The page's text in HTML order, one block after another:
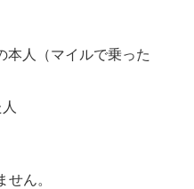
本人（マイルで乗った
ん。